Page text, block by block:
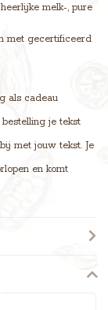
melk-, pure
met gecertificeerd
als cadeau
je tekst
met jouw tekst. Je
en komt